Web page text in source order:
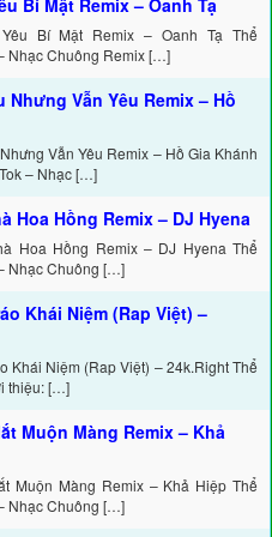
Bí Mật Remix – Oanh Tạ
Bí Mật Remix – Oanh Tạ Thể
Nhạc Chuông Remix […]
Vẫn Yêu Remix – Hồ
Vẫn Yêu Remix – Hồ Gia Khánh
– Nhạc […]
Hoa Hồng Remix – DJ Hyena
Hoa Hồng Remix – DJ Hyena Thể
Nhạc Chuông […]
Khái Niệm (Rap Việt) –
Khái Niệm (Rap Việt) – 24k.Right Thể
thiệu: […]
Muộn Màng Remix – Khả
Muộn Màng Remix – Khả Hiệp Thể
Nhạc Chuông […]